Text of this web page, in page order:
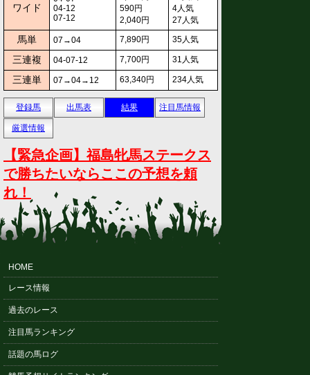
ワイド
04-12
07-12
590円
2,040円
4人気
27人気
馬単 07→04 7,890円 35人気
三連複 04-07-12 7,700円 31人気
三連単 07→04→12 63,340円 234人気
登録馬 出馬表 結果 注目馬情報
厳選情報
【緊急企画】福島牝馬ステークス
で勝ちたいならここの予想を頼
れ！
HOME
レース情報
過去のレース
注目馬ランキング
話題の馬ログ